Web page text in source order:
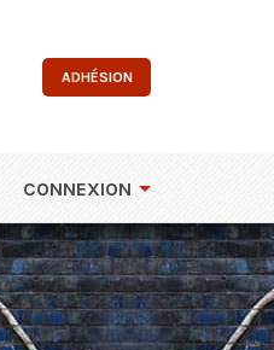
ADHÉSION
CONNEXION